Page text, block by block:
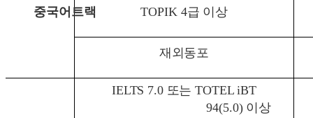
중국어트랙 TOPIK 4급 이상
재외동포
IELTS 7.0 또는TOTEL iBT
94(5.0) 이상